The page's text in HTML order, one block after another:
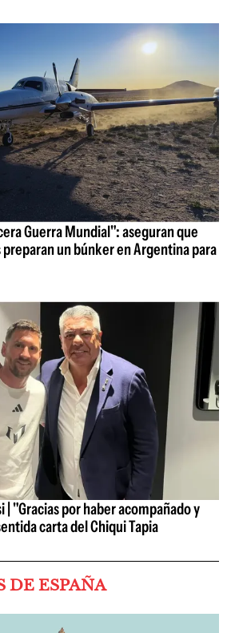
Guerra Mundial": aseguran que
un búnker en Argentina para
| "Gracias por haber acompañado y
carta del Chiqui Tapia
DE ESPAÑA